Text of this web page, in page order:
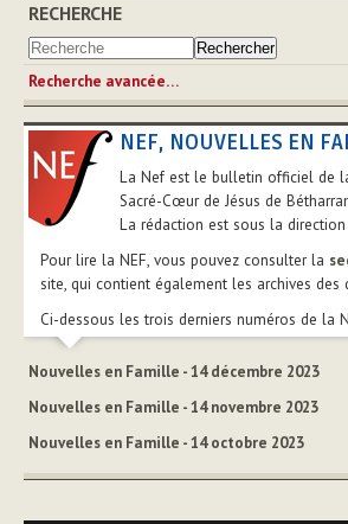
RECHERCHE
Recherche avancée…
NEF, NOUVELLES EN
La Nef est le bulletin officiel de
Sacré-Cœur de Jésus de
La rédaction est sous la
Pour lire la NEF, vous pouvez consulter la
site, qui contient également les archives des
Ci-dessous les trois derniers numéros de la
Nouvelles en Famille - 14 décembre 2023
Nouvelles en Famille - 14 novembre 2023
Nouvelles en Famille - 14 octobre 2023